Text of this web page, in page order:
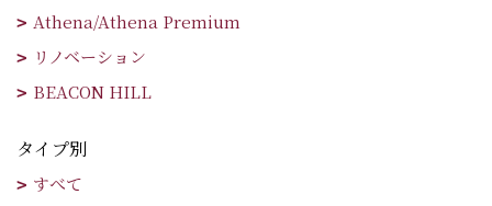
Athena/Athena Premium
リノベーション
BEACON HILL
タイプ別
すべて